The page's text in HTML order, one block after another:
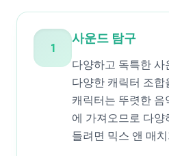
1
사운드 탐구
다양하고 독특한
다양한 캐릭터 조
캐릭터는 뚜렷한
에 가져오므로 다
들려면 믹스 앤 매